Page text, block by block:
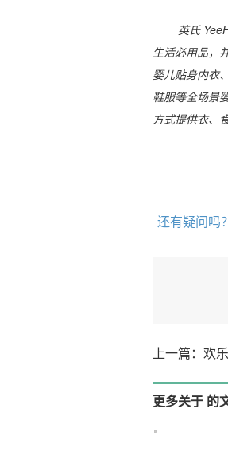
英氏
生活必用品，
婴儿贴身内衣
鞋服等全场景
方式提供衣、
还有疑问吗
上一篇：欢
更多关于 的